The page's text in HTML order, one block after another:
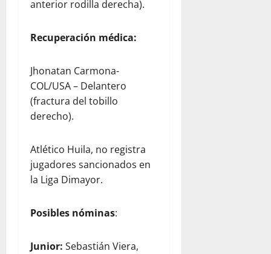
anterior rodilla derecha).
Recuperación médica:
Jhonatan Carmona-
COL/USA – Delantero
(fractura del tobillo
derecho).
Atlético Huila, no registra
jugadores sancionados en
la Liga Dimayor.
Posibles nóminas:
Junior: Sebastián Viera,